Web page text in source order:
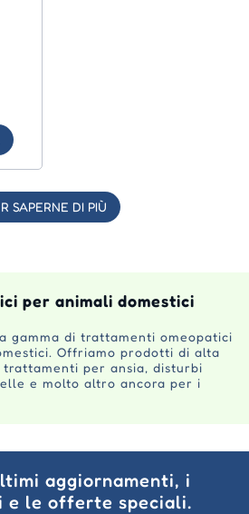
SAPERNE DI PIÙ
per animali domestici
gamma di trattamenti omeopatici
Offriamo prodotti di alta
per ansia, disturbi
e molto altro ancora per i
aggiornamenti, i
e le offerte speciali.